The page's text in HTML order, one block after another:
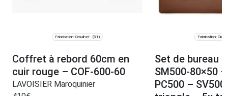
Fabrication: Graulhet (81)
Coffret à rebord 60cm en
cuir rouge – COF-600-60
LAVOISIER Maroquinier
Fabrication:
Set de bureau
SM500-80×50
PC500 –